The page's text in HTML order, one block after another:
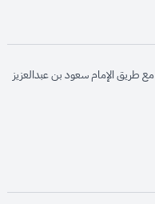
مع طريق الإمام سعود بن عبدالعزيز